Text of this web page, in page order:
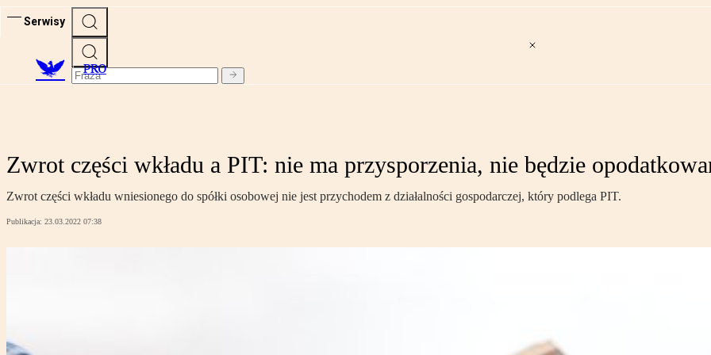
Serwisy
PRO
Zwrot części wkładu a PIT: nie ma przysporzenia, nie będzie
Zwrot części wkładu wniesionego do spółki osobowej nie jest przychodem z działalności gospodarczej, który podlega PIT.
Publikacja: 23.03.2022 07:38